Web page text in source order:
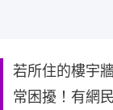
若所住的樓宇
常困擾！有網